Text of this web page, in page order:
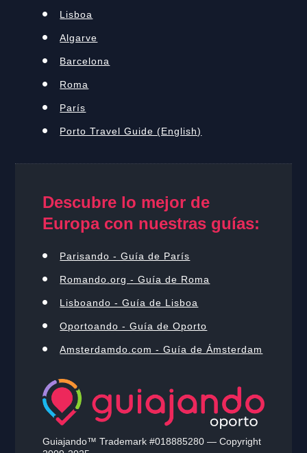
Lisboa
Algarve
Barcelona
Roma
París
Porto Travel Guide (English)
Descubre lo mejor de
Europa con nuestras guías:
Parisando - Guía de París
Romando.org - Guía de Roma
Lisboando - Guía de Lisboa
Oportoando - Guía de Oporto
Amsterdamdo.com - Guía de Ámsterdam
Guiajando™ Trademark #018885280 — Copyright